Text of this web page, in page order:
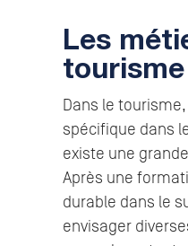
Les
Dans le
spécifique dans
existe une
Après une
durable dans le
envisager